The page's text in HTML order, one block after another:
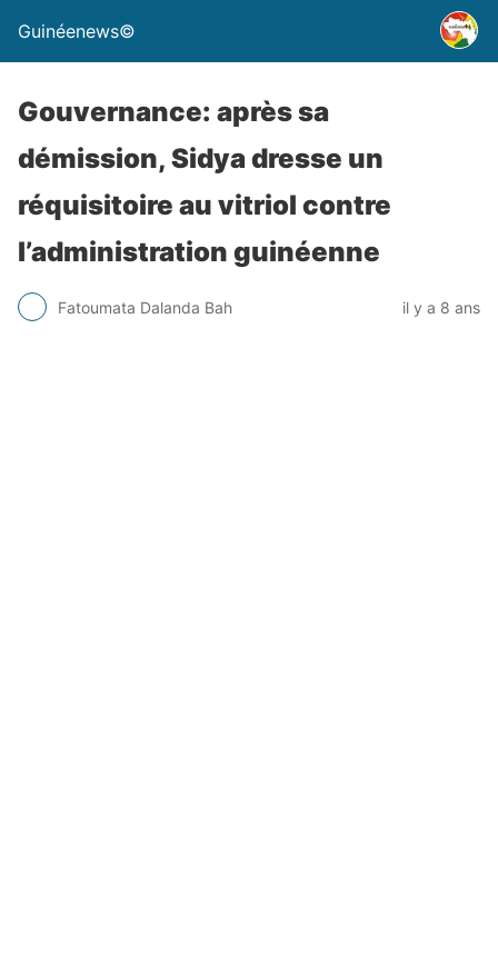
Guinéenews©
Gouvernance: après sa
démission, Sidya dresse un
réquisitoire au vitriol contre
l’administration guinéenne
Fatoumata Dalanda Bah il y a 8 ans